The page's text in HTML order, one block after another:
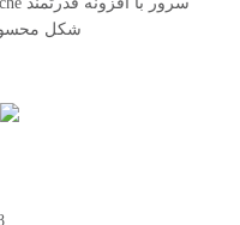
شکل